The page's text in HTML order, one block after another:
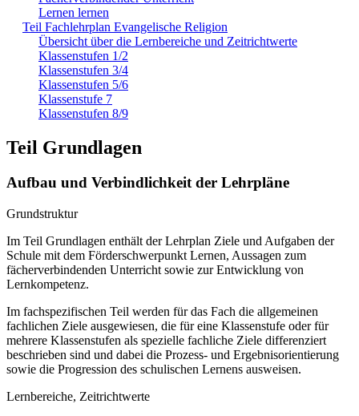
Lernen lernen
Teil Fachlehrplan Evangelische Religion
Übersicht über die Lernbereiche und Zeitrichtwerte
Klassenstufen 1/2
Klassenstufen 3/4
Klassenstufen 5/6
Klassenstufe 7
Klassenstufen 8/9
Teil Grundlagen
Aufbau und Verbindlichkeit der Lehrpläne
Grundstruktur
Im Teil Grundlagen enthält der Lehrplan Ziele und Aufgaben der
Schule mit dem Förderschwerpunkt Lernen, Aussagen zum
fächerverbindenden Unterricht sowie zur Entwicklung von
Lernkompetenz.
Im fachspezifischen Teil werden für das Fach die allgemeinen
fachlichen Ziele ausgewiesen, die für eine Klassenstufe oder für
mehrere Klassenstufen als spezielle fachliche Ziele differenziert
beschrieben sind und dabei die Prozess- und Ergebnisorientierung
sowie die Progression des schulischen Lernens ausweisen.
Lernbereiche, Zeitrichtwerte